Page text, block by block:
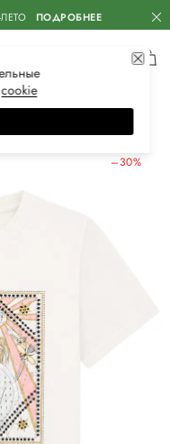
ПОДРОБНЕЕ
–30%
сооkiе